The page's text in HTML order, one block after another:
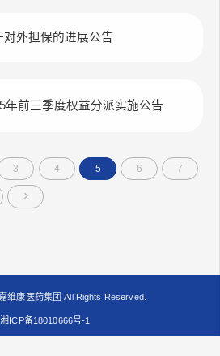
对外担保的进展公告
年前三季度权益分派实施公告
3 4 5 6 7
维康医药集团 All Rights Reserved.
湘ICP备18010666号-1